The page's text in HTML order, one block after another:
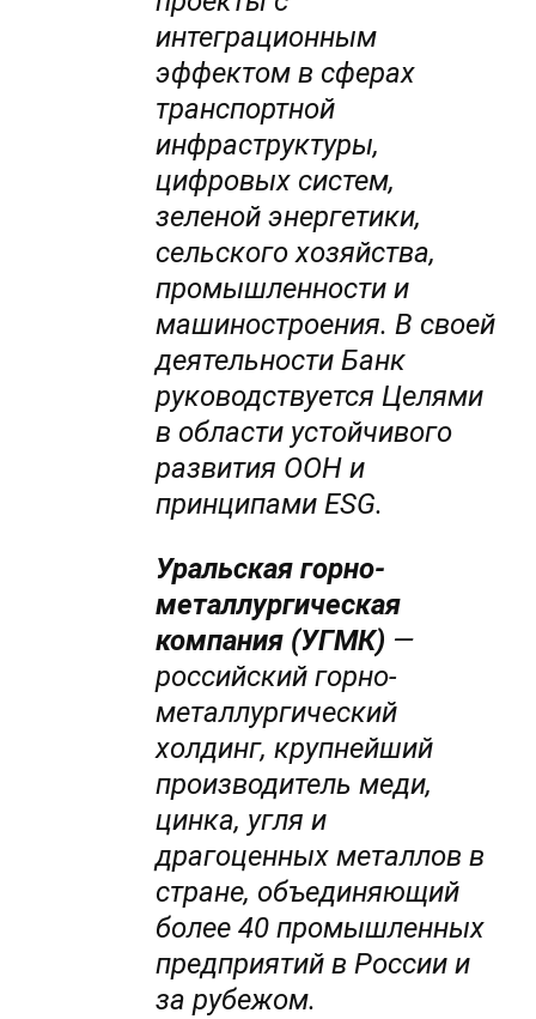
интеграционным
эффектом в сферах
транспортной
инфраструктуры,
цифровых систем,
зеленой энергетики,
сельского хозяйства,
промышленности и
машиностроения. В своей
деятельности Банк
руководствуется Целями
в области устойчивого
развития ООН и
принципами ESG.
Уральская горно-
металлургическая
компания (УГМК) —
российский горно-
металлургический
холдинг, крупнейший
производитель меди,
цинка, угля и
драгоценных металлов в
стране, объединяющий
более 40 промышленных
предприятий в России и
за рубежом.